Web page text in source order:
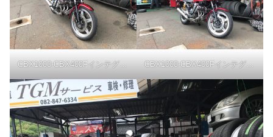
CBX1000-CBX400Fインテグラカウル-斜め前上から CBX1000-CBX400Fインテグラカウル-斜め前